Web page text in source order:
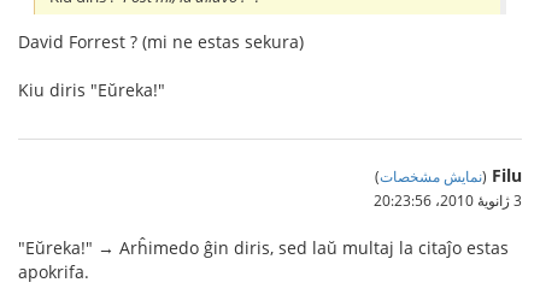
David Forrest ? (mi ne estas sekura)
Kiu diris "Eŭreka!"
Filu
(نمایش مشخصات)
3 ژانویهٔ 2010،‏ 20:23:56
"Eŭreka!" → Arĥimedo ĝin diris, sed laŭ multaj la citaĵo estas
apokrifa.